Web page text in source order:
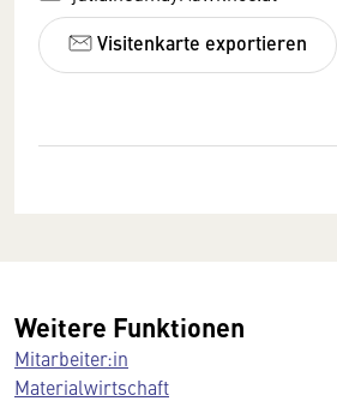
Visitenkarte exportieren
Weitere Funktionen
Mitarbeiter:in
Materialwirtschaft